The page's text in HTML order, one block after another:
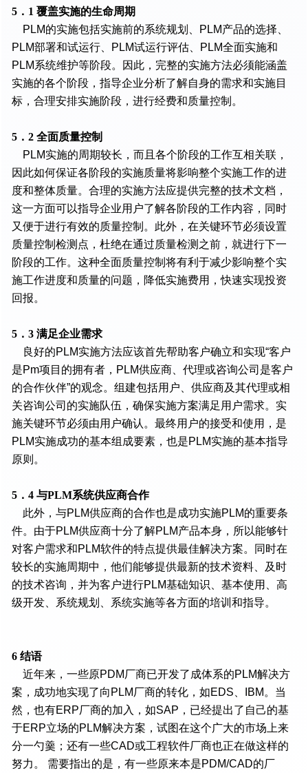
5．1 覆盖实施的生命周期
PLM的实施包括实施前的系统规划、PLM产品的选择、
PLM部署和试运行、PLM试运行评估、PLM全面实施和
PLM系统维护等阶段。因此，完整的实施方法必须能涵盖
实施的各个阶段，指导企业分析了解自身的需求和实施目
标，合理安排实施阶段，进行经费和质量控制。
5．2 全面质量控制
PLM实施的周期较长，而且各个阶段的工作互相关联，
因此如何保证各阶段的实施质量将影响整个实施工作的进
度和整体质量。合理的实施方法应提供完整的技术文档，
这一方面可以指导企业用户了解各阶段的工作内容，同时
又便于进行有效的质量控制。此外，在关键环节必须设置
质量控制检测点，杜绝在通过质量检测之前，就进行下一
阶段的工作。这种全面质量控制将有利于减少影响整个实
施工作进度和质量的问题，降低实施费用，快速实现投资
回报。
5．3 满足企业需求
良好的PLM实施方法应该首先帮助客户确立和实现“客户
是Pm项目的拥有者，PLM供应商、代理或咨询公司是客户
的合作伙伴”的观念。组建包括用户、供应商及其代理或相
关咨询公司的实施队伍，确保实施方案满足用户需求。实
施关键环节必须由用户确认。最终用户的接受和使用，是
PLM实施成功的基本组成要素，也是PLM实施的基本指导
原则。
5．4 与PLM系统供应商合作
此外，与PLM供应商的合作也是成功实施PLM的重要条
件。由于PLM供应商十分了解PLM产品本身，所以能够针
对客户需求和PLM软件的特点提供最佳解决方案。同时在
较长的实施周期中，他们能够提供最新的技术资料、及时
的技术咨询，并为客户进行PLM基础知识、基本使用、高
级开发、系统规划、系统实施等各方面的培训和指导。
6 结语
近年来，一些原PDM厂商已开发了成体系的PLM解决方
案，成功地实现了向PLM厂商的转化，如EDS、IBM。当
然，也有ERP厂商的加入，如SAP，已经提出了自己的基
于ERP立场的PLM解决方案，试图在这个广大的市场上来
分一勺羹；还有一些CAD或工程软件厂商也正在做这样的
努力。 需要指出的是，有一些原来本是PDM/CAD的厂